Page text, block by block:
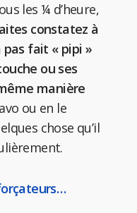
les ¼ d’heure,
constatez à
pas fait « pipi »
ou ses
manière
ou en le
chose qu’il